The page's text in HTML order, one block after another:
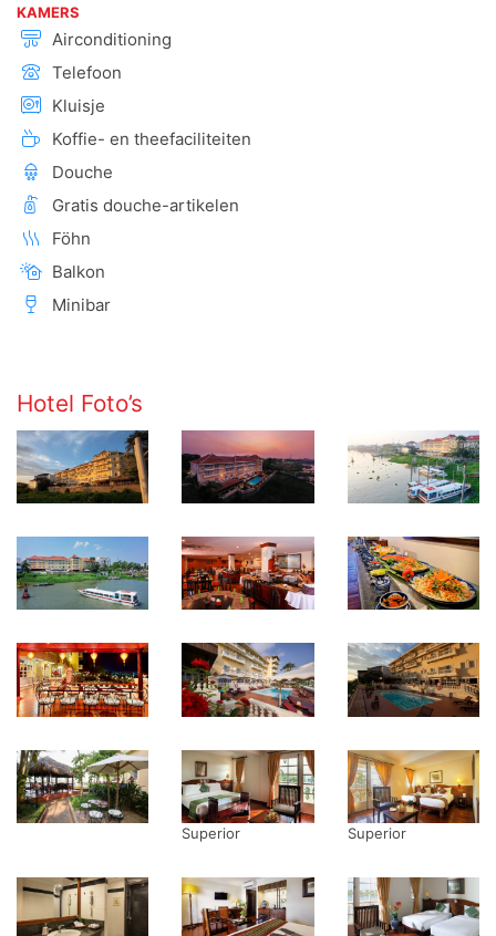
KAMERS
Airconditioning
Telefoon
Kluisje
Koffie- en theefaciliteiten
Douche
Gratis douche-artikelen
Föhn
Balkon
Minibar
Hotel Foto’s
Superior Superior